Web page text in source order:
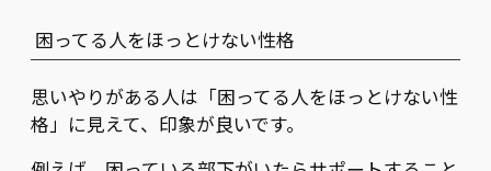
困ってる人をほっとけない性格
思いやりがある人は「困ってる人をほっとけない性
格」に見えて、印象が良いです。